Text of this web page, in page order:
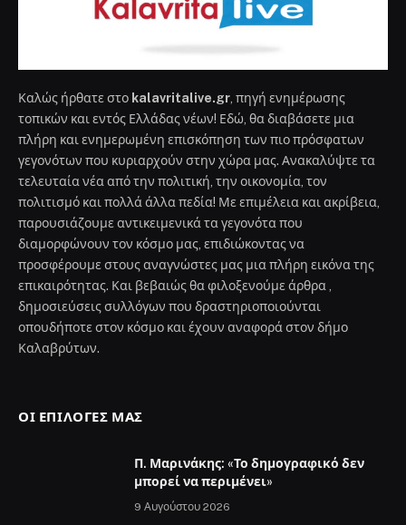
Καλώς ήρθατε στο kalavritalive.gr , πηγή ενημέρωσης
τοπικών και εντός Ελλάδας νέων! Εδώ, θα διαβάσετε μια
πλήρη και ενημερωμένη επισκόπηση των πιο πρόσφατων
γεγονότων που κυριαρχούν στην χώρα μας. Ανακαλύψτε τα
τελευταία νέα από την πολιτική, την οικονομία, τον
πολιτισμό και πολλά άλλα πεδία! Με επιμέλεια και ακρίβεια,
παρουσιάζουμε αντικειμενικά τα γεγονότα που
διαμορφώνουν τον κόσμο μας, επιδιώκοντας να
προσφέρουμε στους αναγνώστες μας μια πλήρη εικόνα της
επικαιρότητας. Και βεβαιώς θα φιλοξενούμε άρθρα ,
δημοσιεύσεις συλλόγων που δραστηριοποιούνται
οπουδήποτε στον κόσμο και έχουν αναφορά στον δήμο
Καλαβρύτων.
ΟΙ ΕΠΙΛΟΓΈΣ ΜΑΣ
Π. Μαρινάκης: «Το δημογραφικό δεν
μπορεί να περιμένει»
9 Αυγούστου 2026